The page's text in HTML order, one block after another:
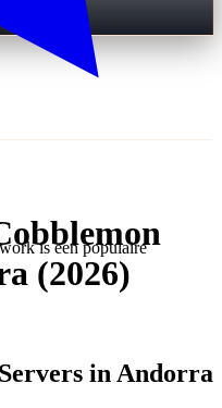
is een populaire
(2026)
in Andorra